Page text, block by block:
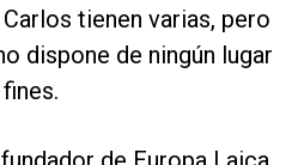
tienen varias, pero
dispone de ningún lugar